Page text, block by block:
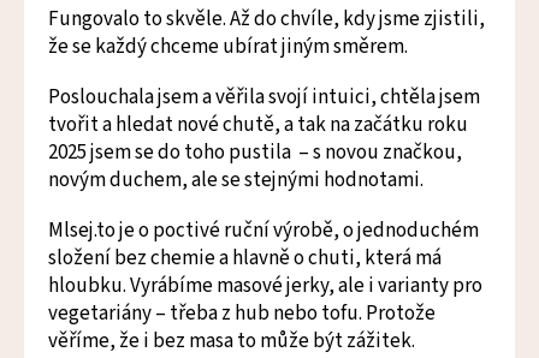
Fungovalo to skvěle. Až do chvíle, kdy jsme zjistili,
že se každý chceme ubírat jiným směrem.
Poslouchala jsem a věřila svojí intuici, chtěla jsem
tvořit a hledat nové chutě, a tak na začátku roku
2025 jsem se do toho pustila – s novou značkou,
novým duchem, ale se stejnými hodnotami.
Mlsej.to je o poctivé ruční výrobě, o jednoduchém
složení bez chemie a hlavně o chuti, která má
hloubku. Vyrábíme masové jerky, ale i varianty pro
vegetariány – třeba z hub nebo tofu. Protože
věříme, že i bez masa to může být zážitek.